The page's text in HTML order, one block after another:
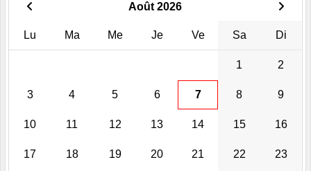
Août 2026
Lu Ma Me Je Ve Sa Di
1 2
3 4 5 6 7 8 9
10 11 12 13 14 15 16
17 18 19 20 21 22 23